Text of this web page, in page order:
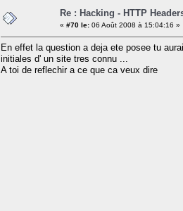
Re : Hacking - HTTP
« #70 le: 06 Août 2008 à 15:04:16 »
En effet la question a deja ete posee tu
initiales d' un site tres connu ...
A toi de reflechir a ce que ca veux dire